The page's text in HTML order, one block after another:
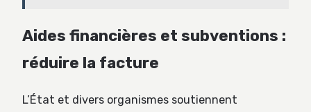
Aides financières et subventions :
réduire la facture
L’État et divers organismes soutiennent